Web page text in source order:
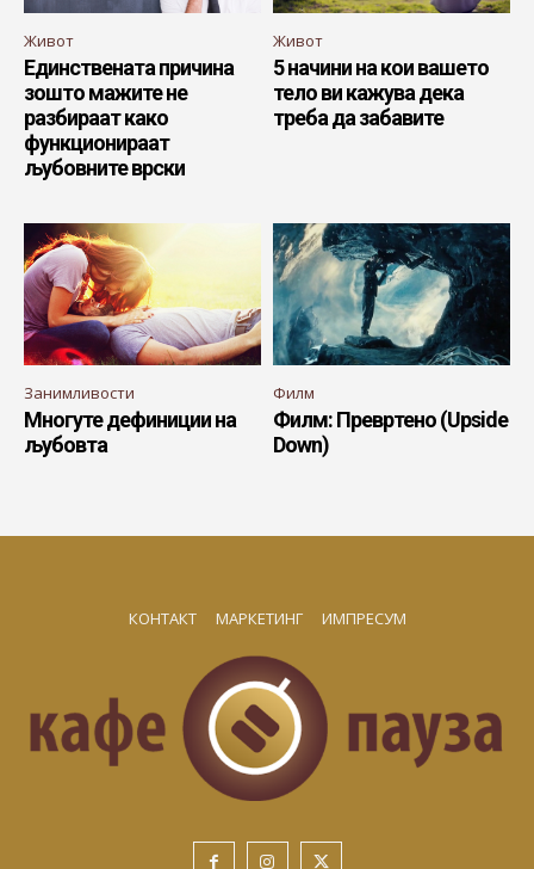
Живот
Единствената причина
зошто мажите не
разбираат како
функционираат
љубовните врски
Живот
5 начини на кои вашето
тело ви кажува дека
треба да забавите
Занимливости
Многуте дефиниции на
љубовта
Филм
Филм: Превртено (Upside
Down)
КОНТАКТ МАРКЕТИНГ ИМПРЕСУМ